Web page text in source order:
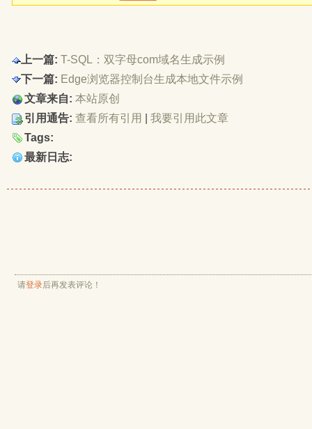
上一篇: T-SQL：双字母com域名生成示例
下一篇: Edge浏览器控制台生成本地文件示例
文章来自: 本站原创
引用通告: 查看所有引用
我要引用此文章
Tags:
最新日志:
请登录后再发表评论！